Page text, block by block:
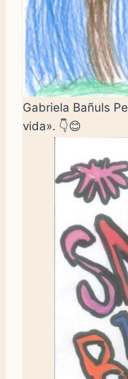
Gabriela Bañuls
vida». 👇😊